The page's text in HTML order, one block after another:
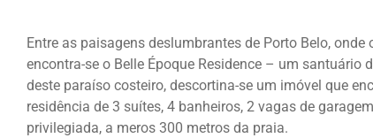
Entre as paisagens deslumbrantes de Porto Belo,
encontra-se o Belle Époque Residence – um santuário
deste paraíso costeiro, descortina-se um imóvel que
residência de 3 suítes, 4 banheiros, 2 vagas de
privilegiada, a meros 300 metros da praia.